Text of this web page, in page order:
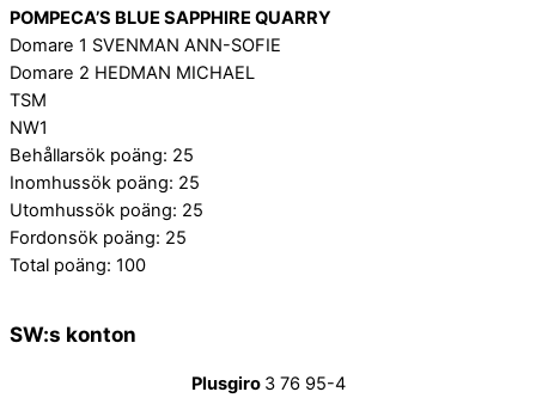
POMPECA’S BLUE SAPPHIRE QUARRY
Domare 1 SVENMAN ANN-SOFIE
Domare 2 HEDMAN MICHAEL
TSM
NW1
Behållarsök poäng: 25
Inomhussök poäng: 25
Utomhussök poäng: 25
Fordonsök poäng: 25
Total poäng: 100
SW:s konton
Plusgiro 3 76 95-4